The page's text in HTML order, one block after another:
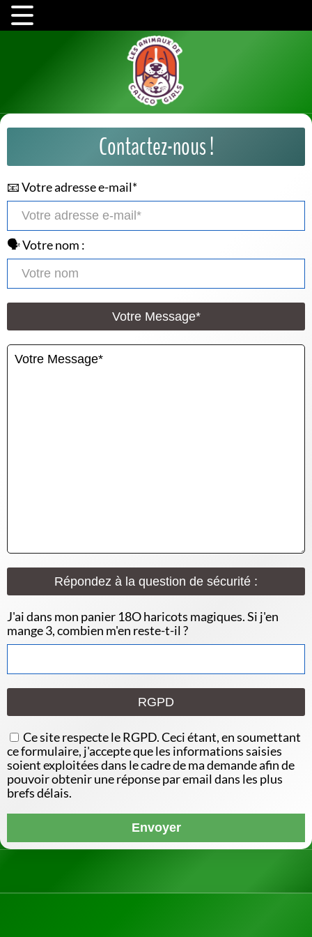
Contactez-nous !
📧 Votre adresse e-mail*
🗣️ Votre nom :
Votre Message*
Répondez à la question de sécurité :
J'ai dans mon panier 18O haricots magiques. Si j'en
mange 3, combien m'en reste-t-il ?
RGPD
Ce site respecte le RGPD. Ceci étant, en soumettant
ce formulaire, j'accepte que les informations saisies
soient exploitées dans le cadre de ma demande afin de
pouvoir obtenir une réponse par email dans les plus
brefs délais.